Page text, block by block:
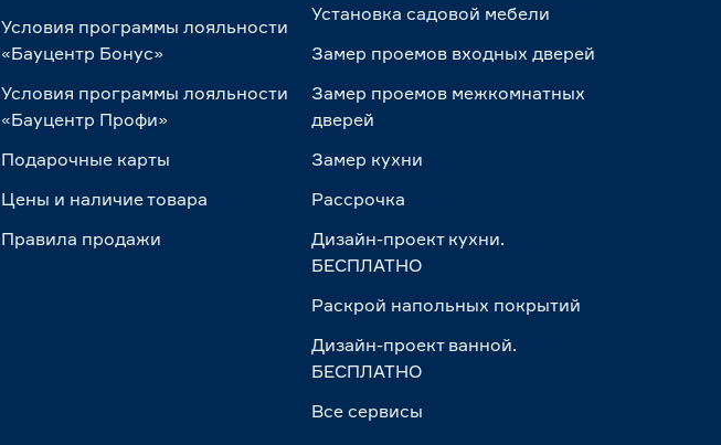
Условия программы лояльности
«Бауцентр Бонус»
Условия программы лояльности
«Бауцентр Профи»
Подарочные карты
Цены и наличие товара
Правила продажи
Установка садовой мебели
Замер проемов входных дверей
Замер проемов межкомнатных
дверей
Замер кухни
Рассрочка
Дизайн-проект кухни.
БЕСПЛАТНО
Раскрой напольных покрытий
Дизайн-проект ванной.
БЕСПЛАТНО
Все сервисы